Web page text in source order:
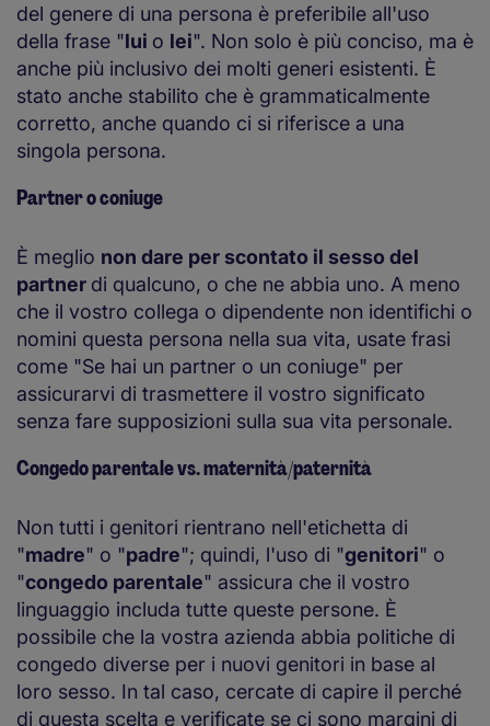
del genere di una persona è preferibile all'uso
della frase "lui o lei". Non solo è più conciso, ma è
anche più inclusivo dei molti generi esistenti. È
stato anche stabilito che è grammaticalmente
corretto, anche quando ci si riferisce a una
singola persona.
Partner o coniuge
È meglio non dare per scontato il sesso del
partner di qualcuno, o che ne abbia uno. A meno
che il vostro collega o dipendente non identifichi o
nomini questa persona nella sua vita, usate frasi
come "Se hai un partner o un coniuge" per
assicurarvi di trasmettere il vostro significato
senza fare supposizioni sulla sua vita personale.
Congedo parentale vs. maternità/paternità
Non tutti i genitori rientrano nell'etichetta di
"madre" o "padre"; quindi, l'uso di "genitori" o
"congedo parentale" assicura che il vostro
linguaggio includa tutte queste persone. È
possibile che la vostra azienda abbia politiche di
congedo diverse per i nuovi genitori in base al
loro sesso. In tal caso, cercate di capire il perché
di questa scelta e verificate se ci sono margini di